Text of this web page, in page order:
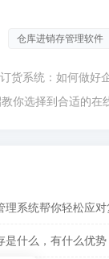
仓库进销存管理软件
货系统：如何做好
你选择到合适的在
理系统帮你轻松应
是什么，有什么优势